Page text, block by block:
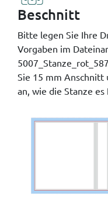
Beschnitt
Bitte legen Sie Ihre
Vorgaben im
Sie 15 mm Anschnitt
an, wie die Stanze es